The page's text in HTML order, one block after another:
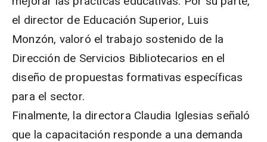
el director de Educación Superior, Luis
Monzón, valoró el trabajo sostenido de la
Dirección de Servicios Bibliotecarios en el
diseño de propuestas formativas específicas
para el sector.
Finalmente, la directora Claudia Iglesias señaló
que la capacitación responde a una demanda